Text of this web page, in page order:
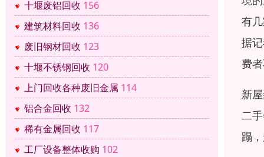
十堰废铝回收 156
建筑材料回收 136
废旧钢材回收 123
十堰不锈钢回收 120
上门回收各种废旧金属 114
铝合金回收 132
稀有金属回收 117
工厂设备整体收购 102
有
据
费
新
二
蹋